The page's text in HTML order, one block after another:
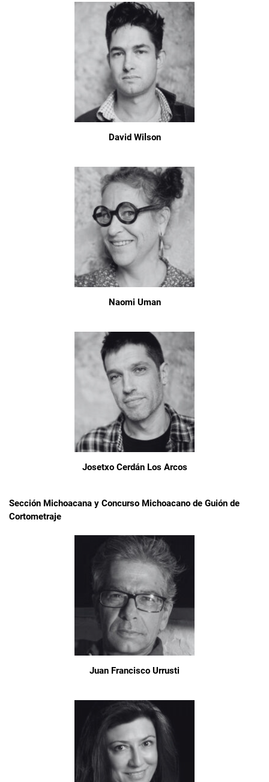
David Wilson
Naomi Uman
Josetxo Cerdán Los Arcos
Sección Michoacana y Concurso Michoacano de Guión de
Cortometraje
Juan Francisco Urrusti